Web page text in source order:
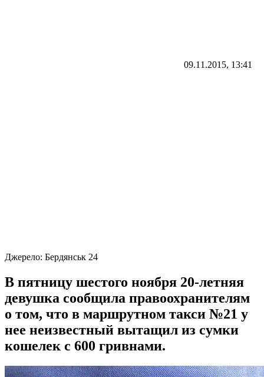
09.11.2015, 13:41
Джерело: Бердянськ 24
В пятницу шестого ноября 20-летняя
девушка сообщила правоохранителям
о том, что в маршрутном такси №21 у
нее неизвестный вытащил из сумки
кошелек с 600 гривнами.